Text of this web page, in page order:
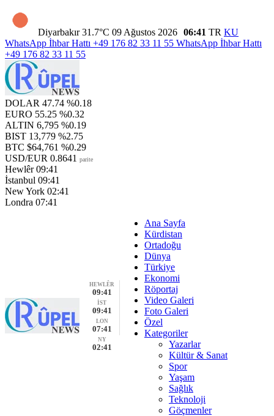
Diyarbakır 31.7°C 09 Ağustos 2026 06:41 TR KU
WhatsApp İhbar Hattı +49 176 82 33 11 55 WhatsApp İhbar Hattı
+49 176 82 33 11 55
DOLAR 47.74 %0.18
EURO 55.25 %0.32
ALTIN 6,795 %0.19
BIST 13,779 %2.75
BTC $64,761 %0.29
USD/EUR 0.8641 parite
Hewlêr 09:41
İstanbul 09:41
New York 02:41
Londra 07:41
HEWLÊR
09:41
İST
09:41
LON
07:41
NY
02:41
Ana Sayfa
Kürdistan
Ortadoğu
Dünya
Türkiye
Ekonomi
Röportaj
Video Galeri
Foto Galeri
Özel
Kategoriler
Yazarlar
Kültür & Sanat
Spor
Yaşam
Sağlık
Teknoloji
Göçmenler